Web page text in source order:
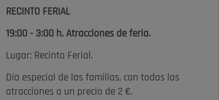
RECINTO FERIAL
19:00 - 3:00 h. Atracciones de feria.
Lugar: Recinto Ferial.
Día especial de las familias, con todas las
atracciones a un precio de 2 €.